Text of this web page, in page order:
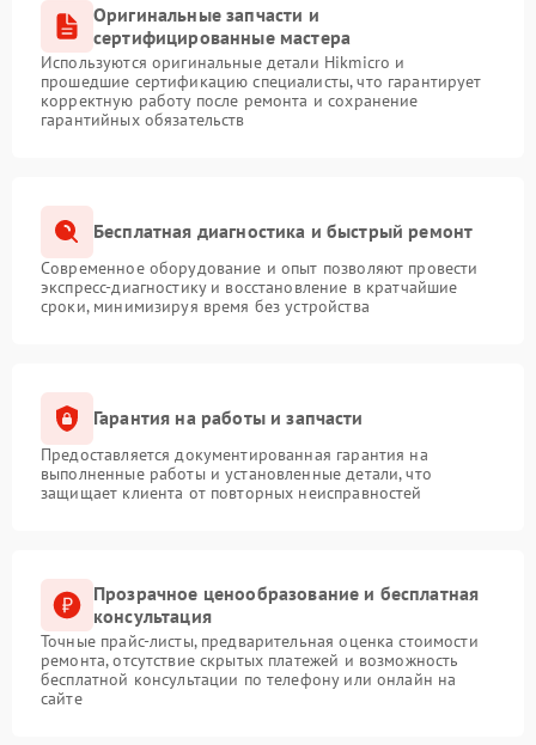
Оригинальные запчасти и
сертифицированные мастера
Используются оригинальные детали Hikmicro и
прошедшие сертификацию специалисты, что гарантирует
корректную работу после ремонта и сохранение
гарантийных обязательств
Бесплатная диагностика и быстрый ремонт
Современное оборудование и опыт позволяют провести
экспресс-диагностику и восстановление в кратчайшие
сроки, минимизируя время без устройства
Гарантия на работы и запчасти
Предоставляется документированная гарантия на
выполненные работы и установленные детали, что
защищает клиента от повторных неисправностей
Прозрачное ценообразование и бесплатная
консультация
Точные прайс-листы, предварительная оценка стоимости
ремонта, отсутствие скрытых платежей и возможность
бесплатной консультации по телефону или онлайн на
сайте